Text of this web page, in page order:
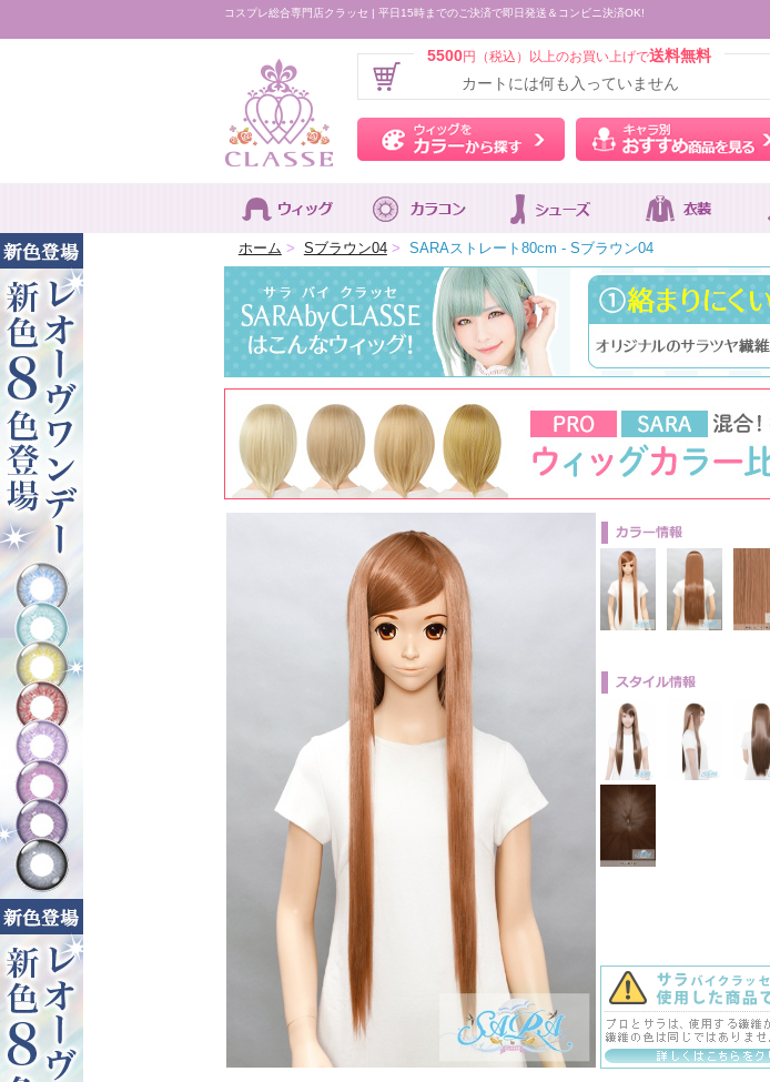
コスプレ総合専門店クラッセ | 平日15時までのご決済で即日発送＆コンビニ決済OK!
5500円（税込）以上のお買い上げで送料無料
カートには何も入っていません
ウィッグをカラーから探す
ホーム > Sブラウン04 > SARAストレート80cm - Sブラウン04